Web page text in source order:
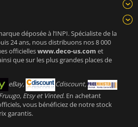
déposée à l’INPI. Spécialiste de la
24 ans, nous distribuons nos 8 000
officielleswww.deco-us.com et
que sur les plus grandes places de
eBay,
Cdiscount,
Etsy et Vinted. En achetant
vous bénéficiez de notre stock
garantis.